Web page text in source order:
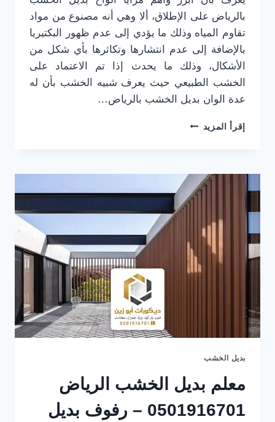
بالرياض على الإطلاق، ألا وهي أنه مصنوع من مواد
تقاوم المياه وذلك ما يؤدي إلى عدم ظهور البكتيريا
بالإضافة إلى عدم انتشارها وتكاثرها بأي شكل من
الأشكال، وذلك ما يحدث إذا تم الاعتماد على
الخشب الطبيعي حيث يعرف شبيه الخشب بأن له
عدة الوان بديل الخشب بالرياض…
إقرأ المزيد الواح
0501916701
–
مداخل
الخشب
الرياض
بديل
بديل الخشب
معلم بديل الخشب الرياض
0501916701 – رفوف بديل